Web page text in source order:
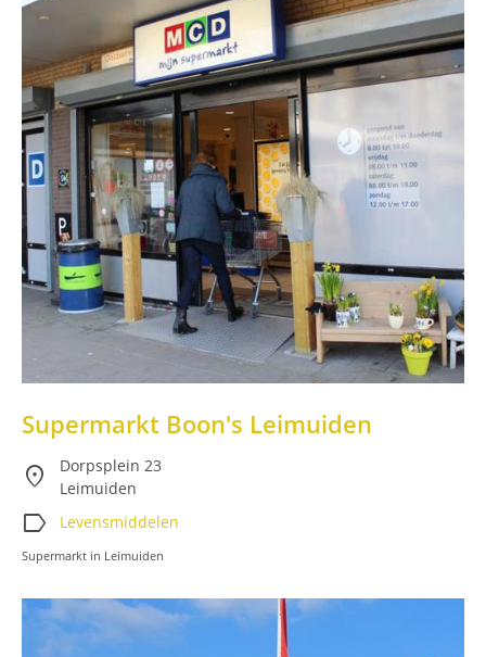
Supermarkt Boon's Leimuiden
location_on
Dorpsplein 23
Leimuiden
label Levensmiddelen
Supermarkt in Leimuiden